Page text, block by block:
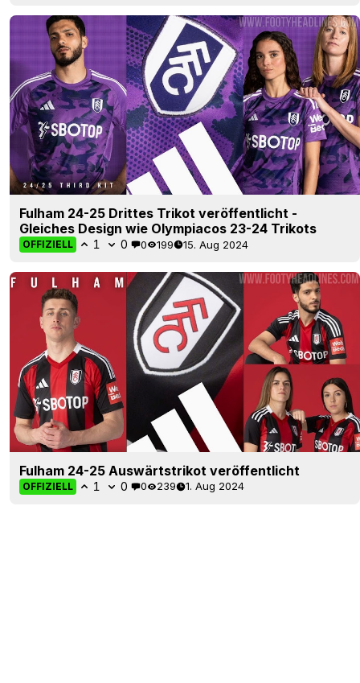
Fulham 24-25 Drittes Trikot veröffentlicht -
Gleiches Design wie Olympiacos 23-24 Trikots
OFFIZIELL 1 0 0 199 15. Aug 2024
Fulham 24-25 Auswärtstrikot veröffentlicht
OFFIZIELL 1 0 0 239 1. Aug 2024